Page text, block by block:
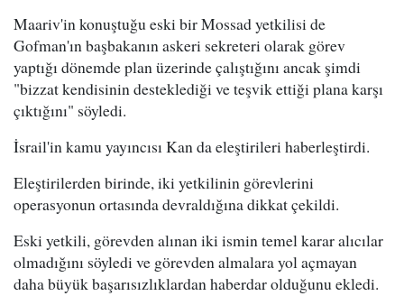
Maariv'in konuştuğu eski bir Mossad yetkilisi de
Gofman'ın başbakanın askeri sekreteri olarak görev
yaptığı dönemde plan üzerinde çalıştığını ancak şimdi
"bizzat kendisinin desteklediği ve teşvik ettiği plana karşı
çıktığını" söyledi.
İsrail'in kamu yayıncısı Kan da eleştirileri haberleştirdi.
Eleştirilerden birinde, iki yetkilinin görevlerini
operasyonun ortasında devraldığına dikkat çekildi.
Eski yetkili, görevden alınan iki ismin temel karar alıcılar
olmadığını söyledi ve görevden almalara yol açmayan
daha büyük başarısızlıklardan haberdar olduğunu ekledi.